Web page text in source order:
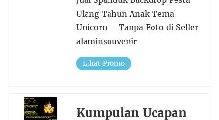
Ulang Tahun Anak Tema
Unicorn – Tanpa Foto di Seller
alaminsouvenir
Lihat Promo
Kumpulan Ucapan